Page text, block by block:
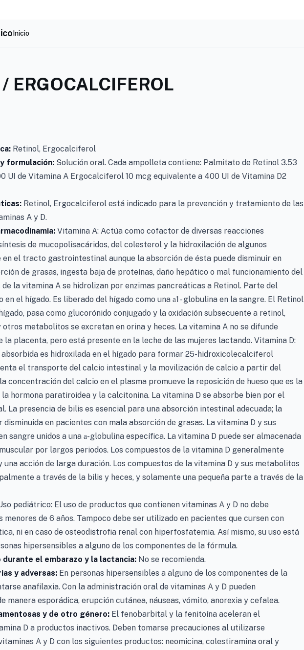
Inicio
ERGOCALCIFEROL
Retinol, Ergocalciferol
formulación: Solución oral. Cada ampolleta contiene: Palmitato de Retinol 3.53
UI de Vitamina A Ergocalciferol 10 mcg equivalente a 400 UI de Vitamina D2
Retinol, Ergocalciferol está indicado para la prevención y tratamiento de las
A y D.
Vitamina A: Actúa como cofactor de diversas reacciones
de mucopolisacáridos, del colesterol y la hidroxilación de algunos
en el tracto gastrointestinal aunque la absorción de ésta puede disminuir en
de grasas, ingesta baja de proteínas, daño hepático o mal funcionamiento del
de la vitamina A se hidrolizan por enzimas pancreáticas a Retinol. Parte del
en el hígado. Es liberado del hígado como una a1 - globulina en la sangre. El Retinol
pasa como glucorónido conjugado y la oxidación subsecuente a retinol,
otros metabolitos se excretan en orina y heces. La vitamina A no se difunde
la placenta, pero está presente en la leche de las mujeres lactando. Vitamina D:
absorbida es hidroxilada en el hígado para formar 25-hidroxicolecalciferol
el transporte del calcio intestinal y la movilización de calcio a partir del
concentración del calcio en el plasma promueve la reposición de hueso que es la
hormona paratiroidea y la calcitonina. La vitamina D se absorbe bien por el
La presencia de bilis es esencial para una absorción intestinal adecuada; la
en pacientes con mala absorción de grasas. La vitamina D y sus
sangre unidos a una a-globulina específica. La vitamina D puede ser almacenada
por largos periodos. Los compuestos de la vitamina D generalmente
una acción de larga duración. Los compuestos de la vitamina D y sus metabolitos
a través de la bilis y heces, y solamente una pequeña parte a través de la
pediátrico: El uso de productos que contienen vitaminas A y D no debe
menores de 6 años. Tampoco debe ser utilizado en pacientes que cursen con
ni en caso de osteodistrofia renal con hiperfosfatemia. Así mismo, su uso está
hipersensibles a alguno de los componentes de la fórmula.
el embarazo y la lactancia: No se recomienda.
y adversas: En personas hipersensibles a alguno de los componentes de la
anafilaxia. Con la administración oral de vitaminas A y D pueden
manera esporádica, erupción cutánea, náuseas, vómito, anorexia y cefalea.
y de otro género: El fenobarbital y la fenitoína aceleran el
D a productos inactivos. Deben tomarse precauciones al utilizarse
A y D con los siguientes productos: neomicina, colestiramina oral y